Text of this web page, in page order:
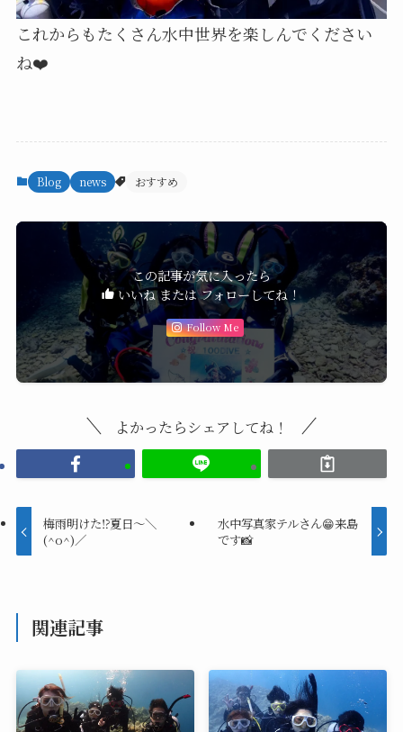
これからもたくさん水中世界を楽しんでください
ね❤️
Blog news おすすめ
この記事が気に入ったら
いいね または フォローしてね！
Follow Me
よかったらシェアしてね！
梅雨明けた⁉️夏日〜＼
(^o^)／
水中写真家テルさん😁来島
です📸
関連記事